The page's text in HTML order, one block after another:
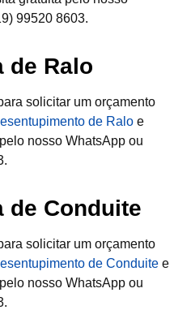
99520 8603.
de Ralo
solicitar um orçamento
de Ralo e
nosso WhatsApp ou
de Conduite
solicitar um orçamento
de Conduite e
nosso WhatsApp ou